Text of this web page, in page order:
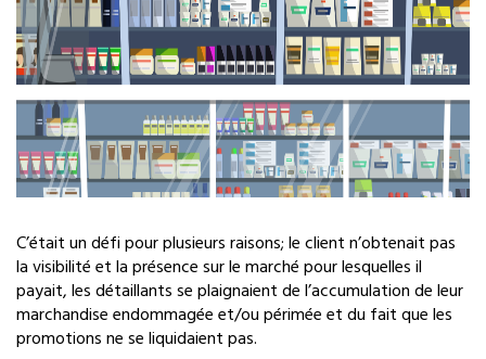
C’était un défi pour plusieurs raisons; le client n’obtenait pas
la visibilité et la présence sur le marché pour lesquelles il
payait, les détaillants se plaignaient de l’accumulation de leur
marchandise endommagée et/ou périmée et du fait que les
promotions ne se liquidaient pas.